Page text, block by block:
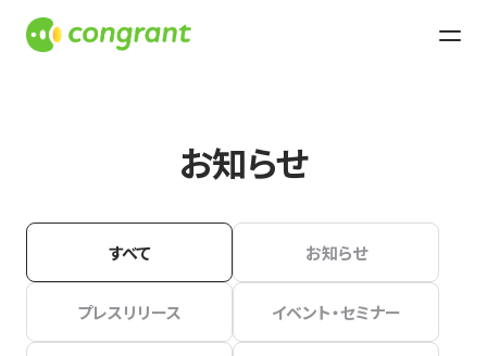
お知らせ
すべて お知らせ
プレスリリース イベント・セミナー